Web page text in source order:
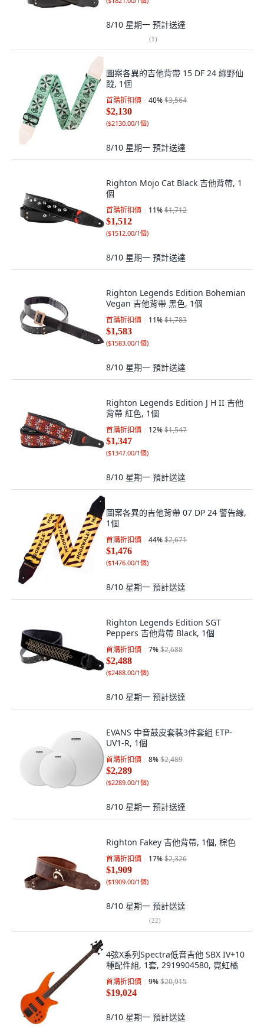
8/10 星期一 預計送達
(1)
圖案各異的吉他背帶 15 DF 24 綠野仙
蹤, 1個
首購折扣價 40%$3,564
$2,130
($2130.00/1個)
8/10 星期一 預計送達
Righton Mojo Cat Black 吉他背帶, 1
個
首購折扣價 11%$1,712
$1,512
($1512.00/1個)
8/10 星期一 預計送達
Righton Legends Edition Bohemian
Vegan 吉他背帶 黑色, 1個
首購折扣價 11%$1,783
$1,583
($1583.00/1個)
8/10 星期一 預計送達
Righton Legends Edition J H II 吉他
背帶 紅色, 1個
首購折扣價 12%$1,547
$1,347
($1347.00/1個)
8/10 星期一 預計送達
圖案各異的吉他背帶 07 DP 24 警告線,
1個
首購折扣價 44%$2,671
$1,476
($1476.00/1個)
8/10 星期一 預計送達
Righton Legends Edition SGT
Peppers 吉他背帶 Black, 1個
首購折扣價 7%$2,688
$2,488
($2488.00/1個)
8/10 星期一 預計送達
EVANS 中音鼓皮套裝3件套組 ETP-
UV1-R, 1個
首購折扣價 8%$2,489
$2,289
($2289.00/1個)
8/10 星期一 預計送達
Righton Fakey 吉他背帶, 1個, 棕色
首購折扣價 17%$2,326
$1,909
($1909.00/1個)
8/10 星期一 預計送達
(22)
4弦X系列Spectra低音吉他 SBX IV+10
種配件組, 1套, 2919904580, 霓虹橘
首購折扣價 9%$20,915
$19,024
8/10 星期一 預計送達